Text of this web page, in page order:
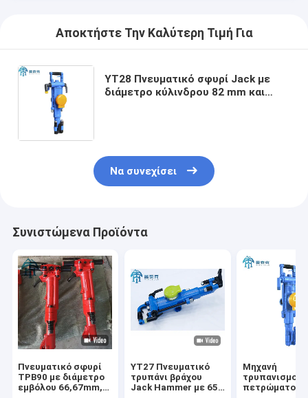
Αποκτήστε Την Καλύτερη Τιμή Για
YT28 Πνευματικό σφυρί Jack με
διάμετρο κύλινδρου 82 mm και
Να συνεχίσει
Συνιστώμενα Προϊόντα
Πνευματικό σφυρί
TPB90 με διάμετρο
εμβόλου 66,67mm,
YT27 Πνευματικό
τρυπάνι βράχου
Jack Hammer με 659
Μηχανή
τρυπανισμού
πετρώματος